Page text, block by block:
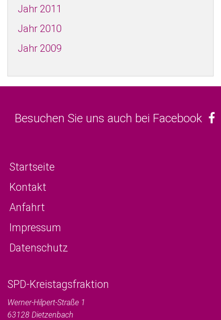
Jahr 2011
Jahr 2010
Jahr 2009
Besuchen Sie uns auch bei Facebook
Startseite
Kontakt
Anfahrt
Impressum
Datenschutz
SPD-Kreistagsfraktion
Werner-Hilpert-Straße 1
63128 Dietzenbach